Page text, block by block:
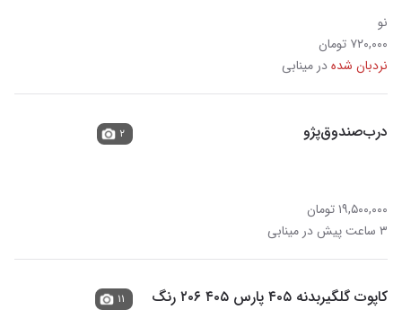
نو
۷۲۰,۰۰۰ تومان
نردبان شدهدر مینابی
درب‌صندوق‌‌پژو
۱۹,۵۰۰,۰۰۰ تومان
۳ ساعت پیش در مینابی
۲
کاپوت گلگیربدنه ۴۰۵ پارس ۴۰۵ ۲۰۶ رنگ
۱۱